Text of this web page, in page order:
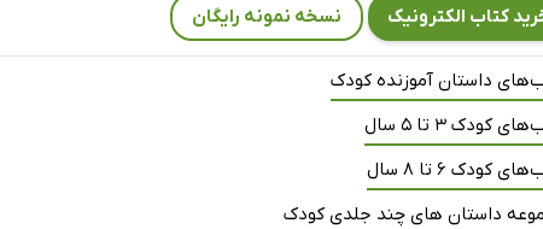
کتاب الکترونیک نسخه نمونه رایگان
داستان آموزنده کودک
کودک 3 تا 5 سال
کودک 6 تا 8 سال
داستان های چند جلدی کودک